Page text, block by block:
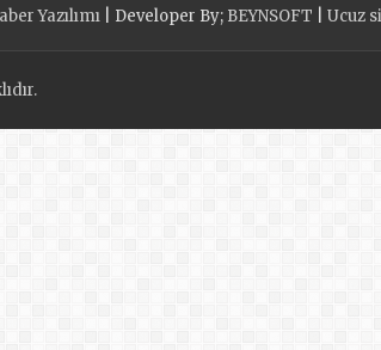
Yazılımı| Developer By; BEYNSOFT Ucuz